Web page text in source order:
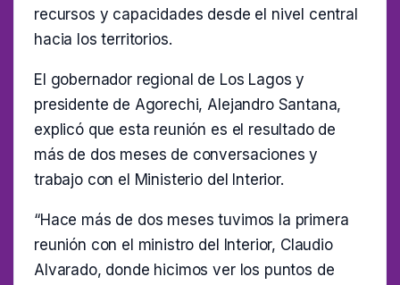
recursos y capacidades desde el nivel central
hacia los territorios.
El gobernador regional de Los Lagos y
presidente de Agorechi, Alejandro Santana,
explicó que esta reunión es el resultado de
más de dos meses de conversaciones y
trabajo con el Ministerio del Interior.
“Hace más de dos meses tuvimos la primera
reunión con el ministro del Interior, Claudio
Alvarado, donde hicimos ver los puntos de